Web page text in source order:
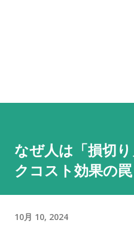
なぜ人は「損切
クコスト効果の
10月 10, 2024